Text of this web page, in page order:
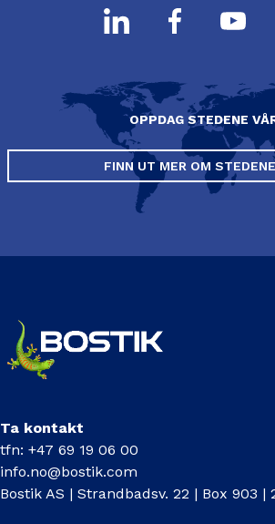
OPPDAG STEDENE
FINN UT MER OM
Ta kontakt
tfn: +47 69 19 06 00
info.no@bostik.com
Bostik AS | Strandbadsv. 22 | Box 903 |